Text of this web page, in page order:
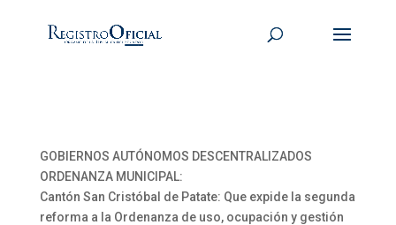
GOBIERNOS AUTÓNOMOS DESCENTRALIZADOS
ORDENANZA MUNICIPAL:
Cantón San Cristóbal de Patate: Que expide la segunda
reforma a la Ordenanza de uso, ocupación y gestión